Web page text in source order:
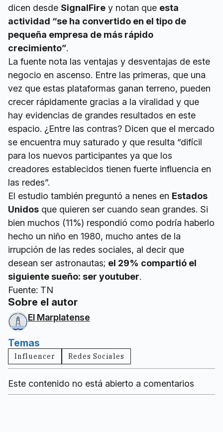
dicen desde SignalFire y notan que esta
actividad “se ha convertido en el tipo de
pequeña empresa de más rápido
crecimiento”.
La fuente nota las ventajas y desventajas de este
negocio en ascenso. Entre las primeras, que una
vez que estas plataformas ganan terreno, pueden
crecer rápidamente gracias a la viralidad y que
hay evidencias de grandes resultados en este
espacio. ¿Entre las contras? Dicen que el mercado
se encuentra muy saturado y que resulta “difícil
para los nuevos participantes ya que los
creadores establecidos tienen fuerte influencia en
las redes”.
El estudio también preguntó a nenes en Estados
Unidos que quieren ser cuando sean grandes. Si
bien muchos (11%) respondió como podría haberlo
hecho un niño en 1980, mucho antes de la
irrupción de las redes sociales, al decir que
desean ser astronautas; el 29% compartió el
siguiente sueño: ser youtuber.
Fuente: TN
Sobre el autor
El Marplatense
Temas
Influencer Redes Sociales
Este contenido no está abierto a comentarios